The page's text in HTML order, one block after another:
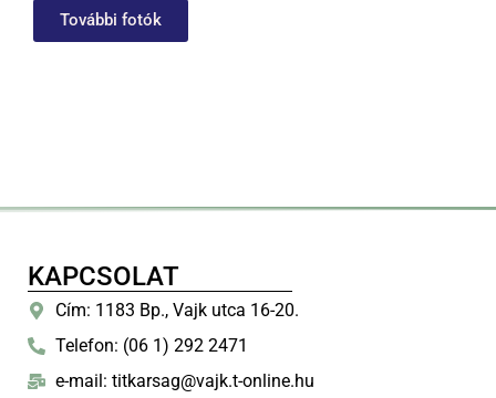
További fotók
KAPCSOLAT
Cím: 1183 Bp., Vajk utca 16-20.
Telefon: (06 1) 292 2471
e-mail: titkarsag@vajk.t-online.hu